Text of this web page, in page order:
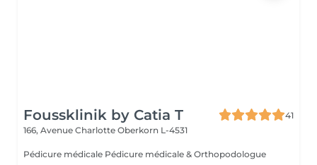
Foussklinik by Catia T
41
166, Avenue Charlotte Oberkorn L-4531
Pédicure médicale Pédicure médicale & Orthopodologue